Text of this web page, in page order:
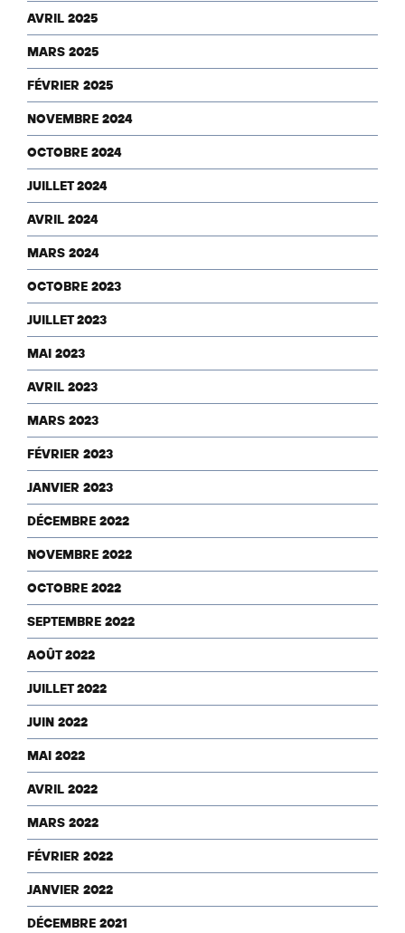
AVRIL 2025
MARS 2025
FÉVRIER 2025
NOVEMBRE 2024
OCTOBRE 2024
JUILLET 2024
AVRIL 2024
MARS 2024
OCTOBRE 2023
JUILLET 2023
MAI 2023
AVRIL 2023
MARS 2023
FÉVRIER 2023
JANVIER 2023
DÉCEMBRE 2022
NOVEMBRE 2022
OCTOBRE 2022
SEPTEMBRE 2022
AOÛT 2022
JUILLET 2022
JUIN 2022
MAI 2022
AVRIL 2022
MARS 2022
FÉVRIER 2022
JANVIER 2022
DÉCEMBRE 2021